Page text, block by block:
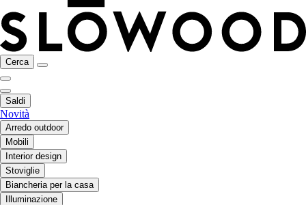
Cerca
Saldi
Novità
Arredo outdoor
Mobili
Interior design
Stoviglie
Biancheria per la casa
Illuminazione